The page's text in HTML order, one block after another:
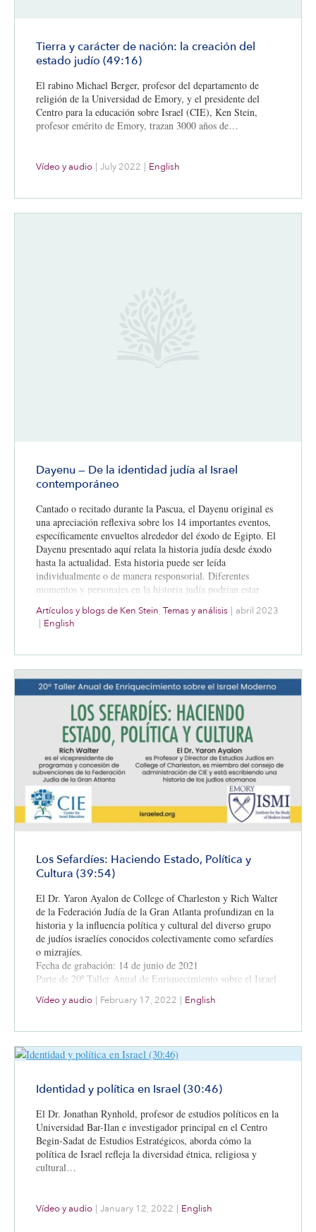
Tierra y carácter de nación: la creación del
estado judío (49:16)
El rabino Michael Berger, profesor del departamento de
religión de la Universidad de Emory, y el presidente del
Centro para la educación sobre Israel (CIE), Ken Stein,
profesor emérito de Emory, trazan 3000 años de…
Vídeo y audio | July 2022 | English
Dayenu — De la identidad judía al Israel
contemporáneo
Cantado o recitado durante la Pascua, el Dayenu original es
una apreciación reflexiva sobre los 14 importantes eventos,
específicamente envueltos alrededor del éxodo de Egipto. El
Dayenu presentado aquí relata la historia judía desde éxodo
hasta la actualidad. Esta historia puede ser leída
individualmente o de manera responsorial. Diferentes
momentos y personajes en la historia judía podrían estar
encuentran disponibles.
Artículos y blogs de Ken Stein, Temas y análisis | abril 2023
| English
Los Sefardíes: Haciendo Estado, Política y
Cultura (39:54)
El Dr. Yaron Ayalon de College of Charleston y Rich Walter
de la Federación Judía de la Gran Atlanta profundizan en la
historia y la influencia política y cultural del diverso grupo
de judíos israelíes conocidos colectivamente como sefardíes
o mizrajíes.
Fecha de grabación: 14 de junio de 2021
Parte de 20º Taller Anual de Enriquecimiento sobre el Israel
Vídeo y audio | February 17, 2022 | English
Identidad y política en Israel (30:46)
El Dr. Jonathan Rynhold, profesor de estudios políticos en la
Universidad Bar-Ilan e investigador principal en el Centro
Begin-Sadat de Estudios Estratégicos, aborda cómo la
política de Israel refleja la diversidad étnica, religiosa y
cultural…
Vídeo y audio | January 12, 2022 | English